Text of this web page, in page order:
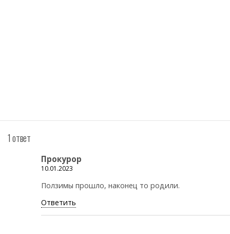
1 ответ
Прокурор
10.01.2023
Ползимы прошло, наконец то родили.
Ответить